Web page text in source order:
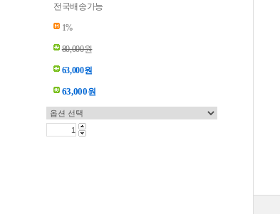
전국배송가능
1%
80,000원
63,000원
63,000원